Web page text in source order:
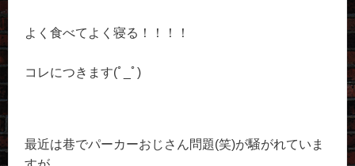
よく食べてよく寝る！！！！
コレにつきます(ﾟ_ﾟ)
最近は巷でパーカーおじさん問題(笑)が騒がれていま